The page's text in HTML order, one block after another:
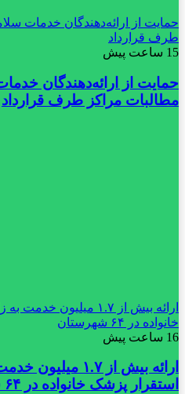
حمایت از ارائه‌دهندگان خدمات
طرف قرارداد
15 ساعت پیش
حمایت از ارائه‌دهندگان
مطالبات مراکز طرف قرارداد
ارائه بیش از ۱.۷
خانواده در ۶۴ شهرستان
16 ساعت پیش
ارائه بیش از ۱.۷
استقرار پزشک خانواده در ۶۴ شهرستان